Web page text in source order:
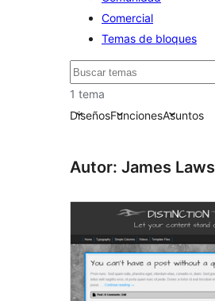
Comercial
Temas de bloques
Buscar
1 tema
DiseñosFuncionesAsuntos
Autor: James Laws